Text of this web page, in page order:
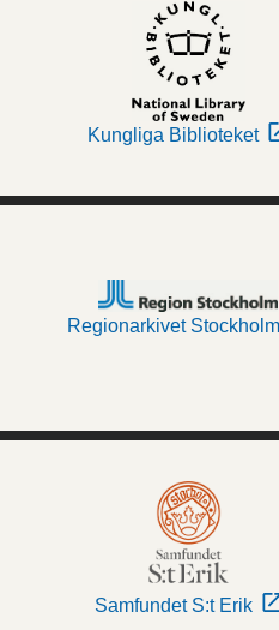
Kungliga Biblioteket
Regionarkivet Stockholm
Samfundet S:t Erik